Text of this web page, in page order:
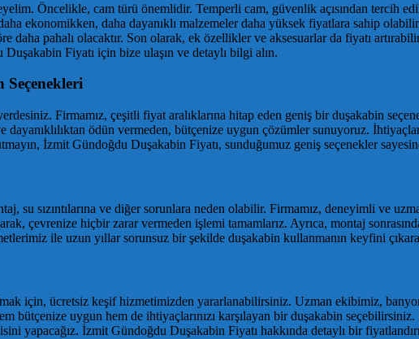
Öncelikle, cam türü önemlidir. Temperli cam, güvenlik açısından tercih
ekonomikken, daha dayanıklı malzemeler daha yüksek fiyatlara sahip
pahalı olacaktır. Son olarak, ek özellikler ve aksesuarlar da fiyatı
Fiyatı için bize ulaşın ve detaylı bilgi alın.
Firmamız, çeşitli fiyat aralıklarına hitap eden geniş bir duşakabin
ödün vermeden, bütçenize uygun çözümler sunuyoruz.
İzmit Gündoğdu Duşakabin Fiyatı, sunduğumuz geniş seçenekler
su sızıntılarına ve diğer sorunlara neden olabilir. Firmamız, deneyimli ve
çevrenize hiçbir zarar vermeden işlemi tamamlarız. Ayrıca, montaj
ile uzun yıllar sorunsuz bir şekilde duşakabin kullanmanın keyfini
için, ücretsiz keşif hizmetimizden yararlanabilirsiniz. Uzman ekibimiz,
bütçenize uygun hem de ihtiyaçlarınızı karşılayan bir duşakabin
yapacağız. İzmit Gündoğdu Duşakabin Fiyatı hakkında detaylı bir